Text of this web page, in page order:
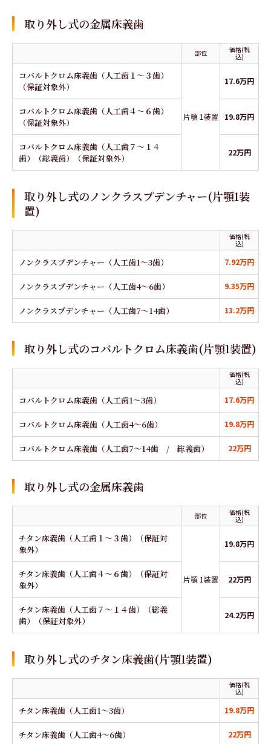
取り外し式の金属床義歯
部位
価格(税
込)
コバルトクロム床義歯（人工歯１～３歯）
（保証対象外）
片顎 1装置
17.6万円
コバルトクロム床義歯（人工歯４～６歯）
（保証対象外）
19.8万円
コバルトクロム床義歯（人工歯７～１４
歯）（総義歯）（保証対象外）
22万円
取り外し式のノンクラスプデンチャー(片顎1装
置)
価格(税
込)
ノンクラスプデンチャー（人工歯1～3歯） 7.92万円
ノンクラスプデンチャー（人工歯4～6歯） 9.35万円
ノンクラスプデンチャー（人工歯7～14歯） 13.2万円
取り外し式のコバルトクロム床義歯(片顎1装置)
価格(税
込)
コバルトクロム床義歯（人工歯1～3歯） 17.6万円
コバルトクロム床義歯（人工歯4～6歯） 19.8万円
コバルトクロム床義歯（人工歯7～14歯 / 総義歯） 22万円
取り外し式の金属床義歯
部位
価格(税
込)
チタン床義歯（人工歯１～３歯）（保証対
象外）
片顎 1装置
19.8万円
チタン床義歯（人工歯４～６歯）（保証対
象外）
22万円
チタン床義歯（人工歯７～１４歯）（総義
歯）（保証対象外）
24.2万円
取り外し式のチタン床義歯(片顎1装置)
価格(税
込)
チタン床義歯（人工歯1～3歯） 19.8万円
チタン床義歯（人工歯4～6歯） 22万円